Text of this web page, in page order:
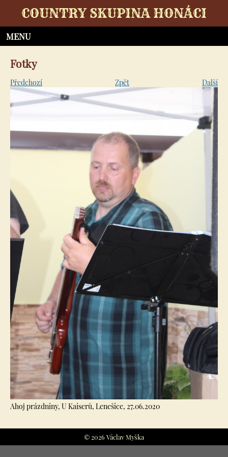
COUNTRY SKUPINA HONÁCI
Fotky
Předchozí Zpět Další
Ahoj prázdniny, U Kaiserů, Lenešice, 27.06.2020
© 2026 Václav Myška